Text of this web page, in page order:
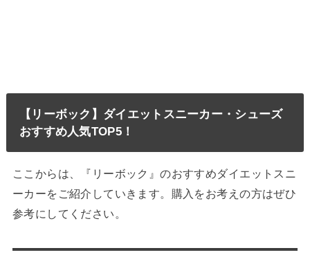
【リーボック】ダイエットスニーカー・シューズ
おすすめ人気TOP5！
ここからは、『リーボック』のおすすめダイエットスニ
ーカーをご紹介していきます。購入をお考えの方はぜひ
参考にしてください。